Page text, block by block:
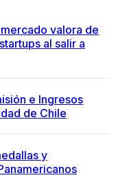
valora de
al salir a
e Ingresos
de Chile
y